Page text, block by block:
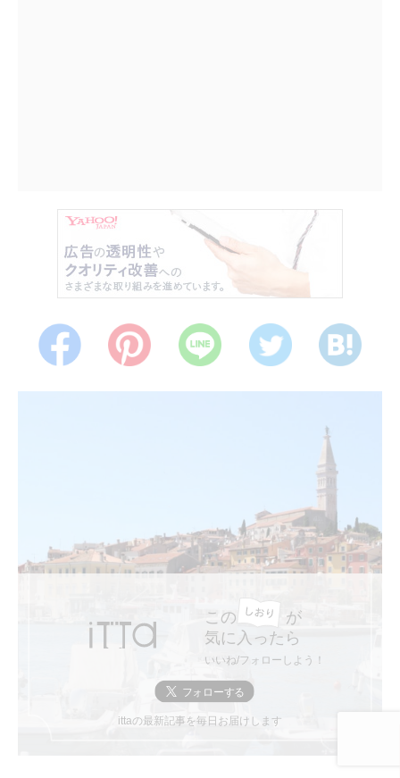
この
が
気に入ったら
いいね/フォローしよう！
ittaの最新記事を毎日お届けします